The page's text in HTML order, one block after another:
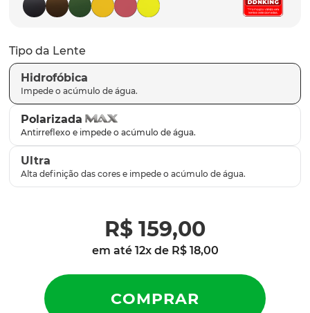
Tipo da Lente
Hidrofóbica
Polarizada
Ultra
R$ 159,00
em até 12x de R$ 18,00
9º parafusos